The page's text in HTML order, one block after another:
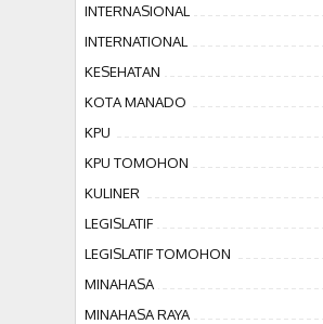
INTERNASIONAL
INTERNATIONAL
KESEHATAN
KOTA MANADO
KPU
KPU TOMOHON
KULINER
LEGISLATIF
LEGISLATIF TOMOHON
MINAHASA
MINAHASA RAYA